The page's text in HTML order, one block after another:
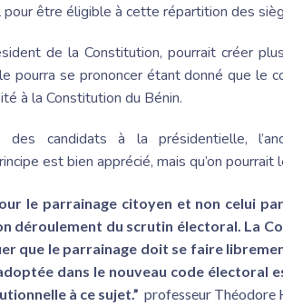
être éligible à cette répartition des
de la Constitution, pourrait créer
pourra se prononcer étant donné que le
à la Constitution du Bénin.
candidats à la présidentielle,
est bien apprécié, mais qu’on pourrait
le parrainage citoyen et non celui
déroulement du scrutin électoral. La
que le parrainage doit se faire
dans le nouveau code électoral
à ce sujet.” professeur Théodore